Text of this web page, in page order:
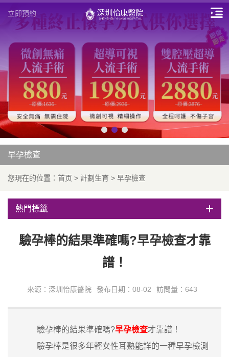
立即預約
早孕檢查
您現在的位置： 首页 > 計劃生育 > 早孕檢查
熱門標籤
驗孕棒的結果準確嗎?早孕檢查才靠
譜！
來源：深圳怡康醫院 發布日期：08-02 訪問量：643
驗孕棒的結果準確嗎?早孕檢查才靠譜！
驗孕棒是很多年輕女性耳熟能詳的一種早孕檢測